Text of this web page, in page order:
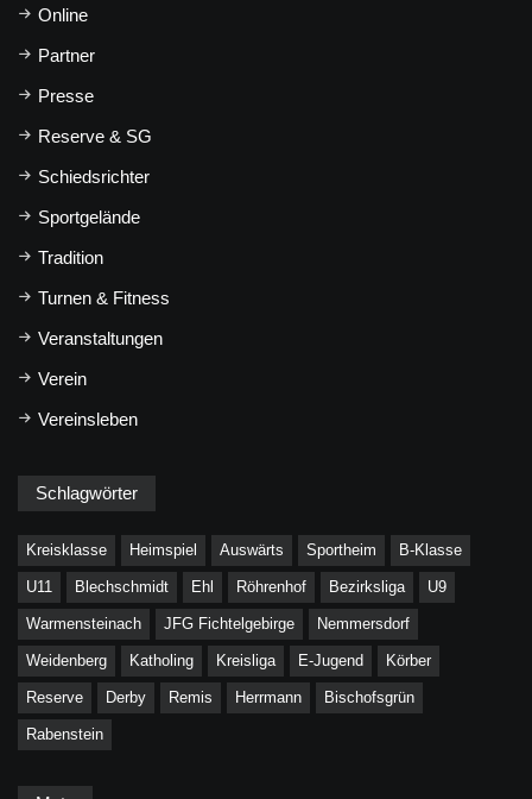
Online
Partner
Presse
Reserve & SG
Schiedsrichter
Sportgelände
Tradition
Turnen & Fitness
Veranstaltungen
Verein
Vereinsleben
Schlagwörter
Kreisklasse Heimspiel Auswärts Sportheim B-Klasse
U11 Blechschmidt Ehl Röhrenhof Bezirksliga U9
Warmensteinach JFG Fichtelgebirge Nemmersdorf
Weidenberg Katholing Kreisliga E-Jugend Körber
Reserve Derby Remis Herrmann Bischofsgrün
Rabenstein